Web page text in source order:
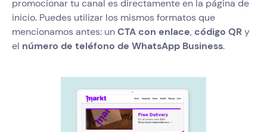
promocionar tu canal es directamente en la página de
inicio. Puedes utilizar los mismos formatos que
mencionamos antes: unCTA con enlace, código QR y
el número de teléfono de WhatsApp Business.